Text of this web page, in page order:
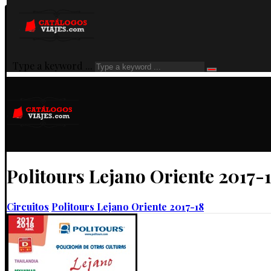
Type a keyword ...
Politours Lejano Oriente 2017-
Circuitos Politours Lejano Oriente 2017-18